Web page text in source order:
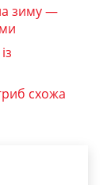
зиму —
схожа